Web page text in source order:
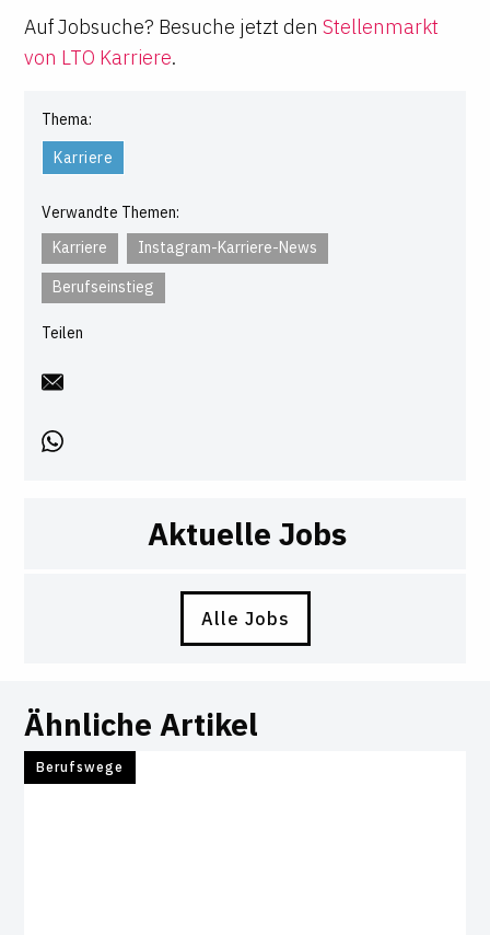
Auf Jobsuche? Besuche jetzt den Stellenmarkt
von LTO Karriere.
Thema:
Karriere
Verwandte Themen:
Karriere
Instagram-Karriere-News
Berufseinstieg
Teilen
Aktuelle Jobs
Alle Jobs
Ähnliche Artikel
Berufswege